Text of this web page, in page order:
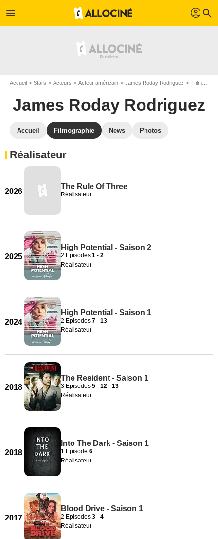
menu profil search
Accueil Stars Acteurs Acteur américain James Roday Rodriguez Filmographie James Roday Rodriguez
James Roday Rodriguez
Accueil Filmographie News Photos
Réalisateur
2026
The Rule Of Three
Réalisateur
2025
High Potential - Saison 2
2 Episodes 1 - 2
Réalisateur
2024
High Potential - Saison 1
2 Episodes 7 - 13
Réalisateur
2018
The Resident - Saison 1
3 Episodes 5 - 12 - 13
Réalisateur
2018
Into The Dark - Saison 1
1 Episode 6
Réalisateur
2017
Blood Drive - Saison 1
2 Episodes 3 - 4
Réalisateur